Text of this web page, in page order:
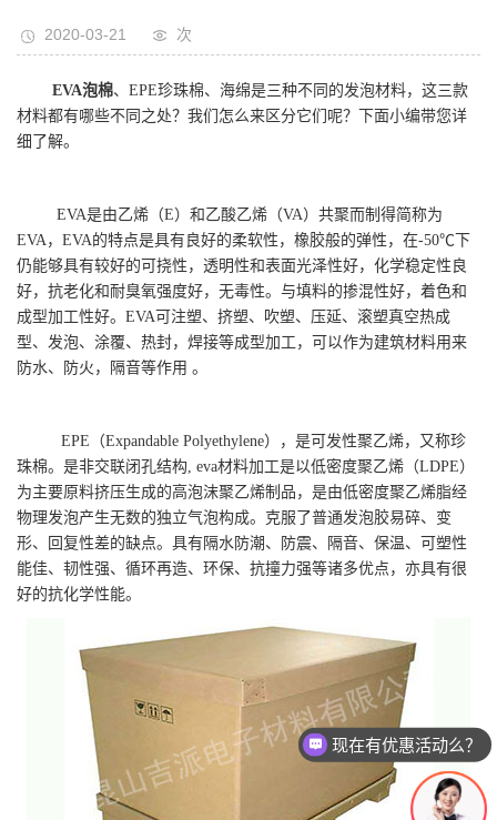
2020-03-21 次
EVA泡棉、EPE珍珠棉、海绵是三种不同的发泡材料，这三款
材料都有哪些不同之处？我们怎么来区分它们呢？下面小编带您详
细了解。
EVA是由乙烯（E）和乙酸乙烯（VA）共聚而制得简称为
EVA，EVA的特点是具有良好的柔软性，橡胶般的弹性，在-50℃下
仍能够具有较好的可挠性，透明性和表面光泽性好，化学稳定性良
好，抗老化和耐臭氧强度好，无毒性。与填料的掺混性好，着色和
成型加工性好。EVA可注塑、挤塑、吹塑、压延、滚塑真空热成
型、发泡、涂覆、热封，焊接等成型加工，可以作为建筑材料用来
防水、防火，隔音等作用 。
EPE（Expandable Polyethylene），是可发性聚乙烯，又称珍
珠棉。是非交联闭孔结构, eva材料加工是以低密度聚乙烯（LDPE）
为主要原料挤压生成的高泡沫聚乙烯制品，是由低密度聚乙烯脂经
物理发泡产生无数的独立气泡构成。克服了普通发泡胶易碎、变
形、回复性差的缺点。具有隔水防潮、防震、隔音、保温、可塑性
能佳、韧性强、循环再造、环保、抗撞力强等诸多优点，亦具有很
好的抗化学性能。
现在有优惠活动么？